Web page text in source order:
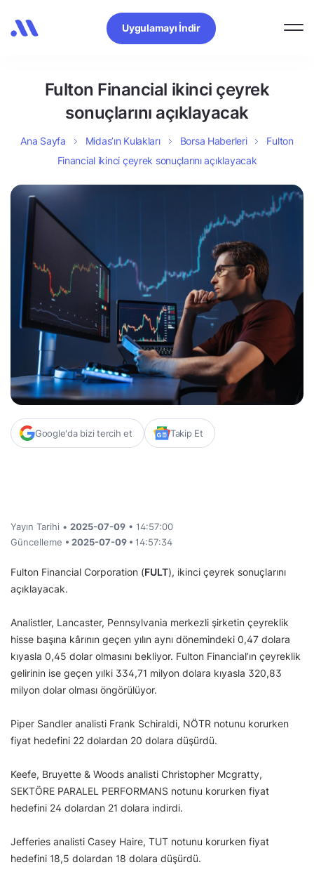
Uygulamayı İndir
Fulton Financial ikinci çeyrek
sonuçlarını açıklayacak
Ana Sayfa Midas’ın Kulakları Borsa Haberleri
Fulton
Financial ikinci çeyrek sonuçlarını açıklayacak
Google'da bizi tercih et Takip Et
Yayın Tarihi • 2025-07-09 • 14:57:00
Güncelleme • 2025-07-09 • 14:57:34
Fulton Financial Corporation (FULT), ikinci çeyrek sonuçlarını
açıklayacak.
Analistler, Lancaster, Pennsylvania merkezli şirketin çeyreklik
hisse başına kârının geçen yılın aynı dönemindeki 0,47 dolara
kıyasla 0,45 dolar olmasını bekliyor. Fulton Financial’ın çeyreklik
gelirinin ise geçen yılki 334,71 milyon dolara kıyasla 320,83
milyon dolar olması öngörülüyor.
Piper Sandler analisti Frank Schiraldi, NÖTR notunu korurken
fiyat hedefini 22 dolardan 20 dolara düşürdü.
Keefe, Bruyette & Woods analisti Christopher Mcgratty,
SEKTÖRE PARALEL PERFORMANS notunu korurken fiyat
hedefini 24 dolardan 21 dolara indirdi.
Jefferies analisti Casey Haire, TUT notunu korurken fiyat
hedefini 18,5 dolardan 18 dolara düşürdü.